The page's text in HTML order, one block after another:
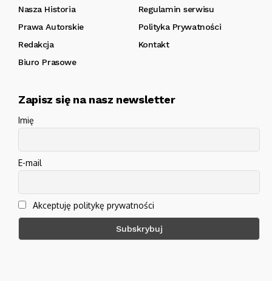
Nasza Historia
Regulamin serwisu
Prawa Autorskie
Polityka Prywatności
Redakcja
Kontakt
Biuro Prasowe
Zapisz się na nasz newsletter
Imię
E-mail
Akceptuję politykę prywatności